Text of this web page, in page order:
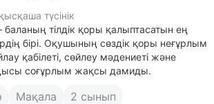
түсінік
тілдік қоры қалыптасатын ең
бірі. Оқушының сөздік қоры неғұрлым
қабілеті, сөйлеу мәдениеті және
соғұрлым жақсы дамиды.
Мақала 2 сынып